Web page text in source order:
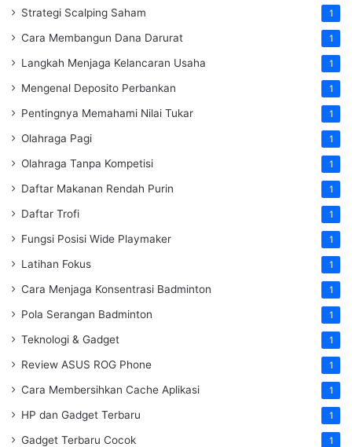
Strategi Scalping Saham 1
Cara Membangun Dana Darurat 1
Langkah Menjaga Kelancaran Usaha 1
Mengenal Deposito Perbankan 1
Pentingnya Memahami Nilai Tukar 1
Olahraga Pagi 1
Olahraga Tanpa Kompetisi 1
Daftar Makanan Rendah Purin 1
Daftar Trofi 1
Fungsi Posisi Wide Playmaker 1
Latihan Fokus 1
Cara Menjaga Konsentrasi Badminton 1
Pola Serangan Badminton 1
Teknologi & Gadget 1
Review ASUS ROG Phone 1
Cara Membersihkan Cache Aplikasi 1
HP dan Gadget Terbaru 1
Gadget Terbaru Cocok 1